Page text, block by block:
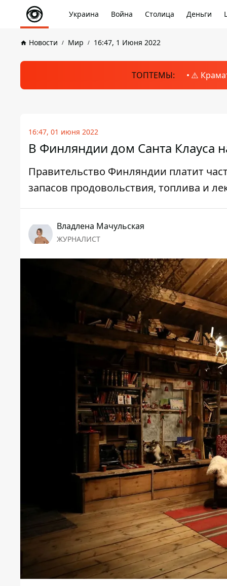
Украина Война Столица Деньги
Новости Мир 16:47, 1 Июня 2022
ТОПТЕМЫ: ⚠️
16:47, 01 июня 2022
В Финляндии дом Санта Клауса
Правительство Финляндии платит
запасов продовольствия, топлива и
Владлена Мачульская
ЖУРНАЛИСТ